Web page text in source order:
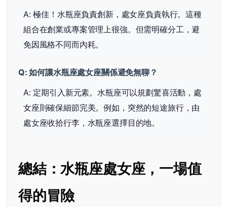
A: 極佳！水瓶座負責創新，處女座負責執行。這種
組合在創業或專案管理上很強。但需明確分工，避
免因風格不同而內耗。
Q: 如何讓水瓶座處女座關係避免無聊？
A: 定期引入新元素。水瓶座可以規劃驚喜活動，處
女座則確保細節完美。例如，突然的短途旅行，由
處女座收拾行李，水瓶座選擇目的地。
總結：水瓶座處女座，一場值
得的冒險